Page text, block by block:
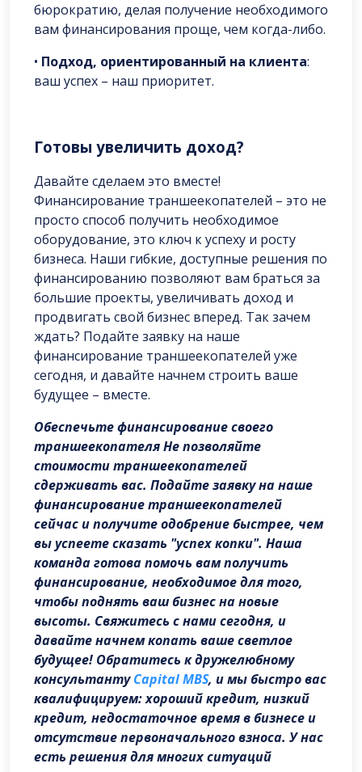
бюрократию, делая получение необходимого
вам финансирования проще, чем когда-либо.
• Подход, ориентированный на клиента:
ваш успех – наш приоритет.
Готовы увеличить доход?
Давайте сделаем это вместе!
Финансирование траншеекопателей – это не
просто способ получить необходимое
оборудование, это ключ к успеху и росту
бизнеса. Наши гибкие, доступные решения по
финансированию позволяют вам браться за
большие проекты, увеличивать доход и
продвигать свой бизнес вперед. Так зачем
ждать? Подайте заявку на наше
финансирование траншеекопателей уже
сегодня, и давайте начнем строить ваше
будущее – вместе.
Обеспечьте финансирование своего
траншеекопателя Не позволяйте
стоимости траншеекопателей
сдерживать вас. Подайте заявку на наше
финансирование траншеекопателей
сейчас и получите одобрение быстрее, чем
вы успеете сказать "успех копки". Наша
команда готова помочь вам получить
финансирование, необходимое для того,
чтобы поднять ваш бизнес на новые
высоты. Свяжитесь с нами сегодня, и
давайте начнем копать ваше светлое
будущее! Обратитесь к дружелюбному
консультантуCapital MBS, и мы быстро вас
квалифицируем: хороший кредит, низкий
кредит, недостаточное время в бизнесе и
отсутствие первоначального взноса. У нас
есть решения для многих ситуаций